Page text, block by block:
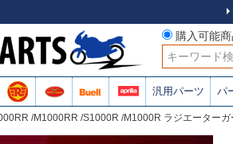
購入可能
検索
汎用パーツ パ
/M1000RR /S1000R /M1000R ラジエーター